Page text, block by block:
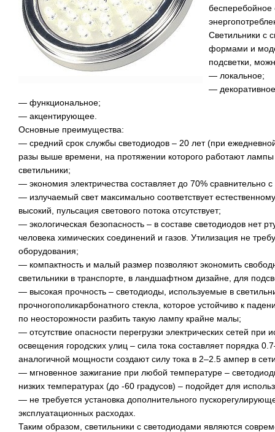
бесперебойное
Светильники с
формами и
подсветки,
— локальное;
—
— функциональное;
— акцентирующее.
Основные преимущества:
— средний срок службы светодиодов – 20 лет (при
разы выше времени, на протяжении которого работают
светильники;
— экономия электричества составляет до 70%
— излучаемый свет максимально соответствует
высокий, пульсация светового потока отсутствует;
— экологическая безопасность – в составе светодиодов нет
человека химических соединений и газов. Утилизация не
оборудования;
— компактность и малый размер позволяют экономить
светильники в транспорте, в ландшафтном дизайне, для
— высокая прочность – светодиоды, используемые в
прочногополикарбонатного стекла, которое устойчиво к
по неосторожности разбить такую лампу крайне малы;
— отсутствие опасности перегрузки электрических сетей при
освещения городских улиц – сила тока составляет порядка
аналогичной мощности создают силу тока в 2–2.5 ампер в
— мгновенное зажигание при любой температуре –
низких температурах (до -60 градусов) – подойдет для
— не требуется установка дополнительного
эксплуатационных расходах.
Таким образом, светильники с светодиодами являются